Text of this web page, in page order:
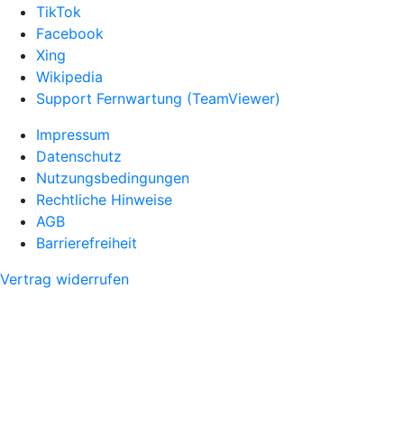
TikTok
Facebook
Xing
Wikipedia
Support Fernwartung (TeamViewer)
Impressum
Datenschutz
Nutzungsbedingungen
Rechtliche Hinweise
AGB
Barrierefreiheit
Vertrag widerrufen